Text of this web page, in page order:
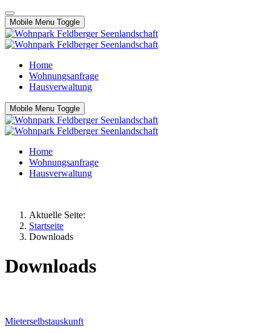
Mobile Menu Toggle
Home
Wohnungsanfrage
Hausverwaltung
Mobile Menu Toggle
Home
Wohnungsanfrage
Hausverwaltung
Aktuelle Seite:
Startseite
Downloads
Downloads
Mieterselbstauskunft